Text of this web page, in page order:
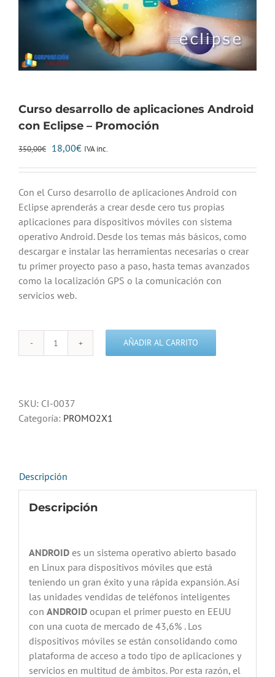
Curso desarrollo de aplicaciones Android
con Eclipse – Promoción
350,00€ El
original
era:
350,00€.
18,00€El
actual
es:
18,00€.
IVA inc.
Con el Curso desarrollo de aplicaciones Android con
Eclipse aprenderás a crear desde cero tus propias
aplicaciones para dispositivos móviles con sistema
operativo Android. Desde los temas más básicos, como
descargar e instalar las herramientas necesarias o crear
tu primer proyecto paso a paso, hasta temas avanzados
como la localización GPS o la comunicación con
servicios web.
Curso
Android
con
cantidad
AÑADIR AL CARRITO
SKU: CI-0037
Categoría: PROMO2X1
Descripción
Descripción
ANDROIDes un sistema operativo abierto basado
en Linux para dispositivos móviles que está
teniendo un gran éxito y una rápida expansión. Así
las unidades vendidas de teléfonos inteligentes
con ANDROIDocupan el primer puesto en EEUU
con una cuota de mercado de 43,6% . Los
dispositivos móviles se están consolidando como
plataforma de acceso a todo tipo de aplicaciones y
servicios en multitud de ámbitos. Por esta razón, el